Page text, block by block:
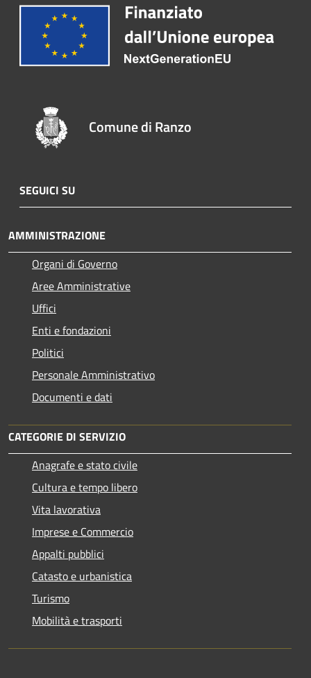
Comune di Ranzo
SEGUICI SU
AMMINISTRAZIONE
Organi di Governo
Aree Amministrative
Uffici
Enti e fondazioni
Politici
Personale Amministrativo
Documenti e dati
CATEGORIE DI SERVIZIO
Anagrafe e stato civile
Cultura e tempo libero
Vita lavorativa
Imprese e Commercio
Appalti pubblici
Catasto e urbanistica
Turismo
Mobilità e trasporti